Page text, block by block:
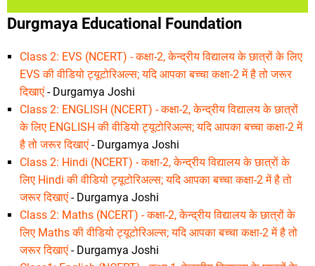
Durgmaya Educational Foundation
Class 2: EVS (NCERT) - कक्षा-2, केन्द्रीय विद्यालय के छात्रों के लिए
EVS की वीडियो ट्यूटोरिअल्स; यदि आपका बच्चा कक्षा-2 में है तो जरूर
दिखाएं- Durgamya Joshi
Class 2: ENGLISH (NCERT) - कक्षा-2, केन्द्रीय विद्यालय के छात्रों
के लिए ENGLISH की वीडियो ट्यूटोरिअल्स; यदि आपका बच्चा कक्षा-2 में
है तो जरूर दिखाएं- Durgamya Joshi
Class 2: Hindi (NCERT) - कक्षा-2, केन्द्रीय विद्यालय के छात्रों के
लिए Hindi की वीडियो ट्यूटोरिअल्स; यदि आपका बच्चा कक्षा-2 में है तो
जरूर दिखाएं- Durgamya Joshi
Class 2: Maths (NCERT) - कक्षा-2, केन्द्रीय विद्यालय के छात्रों के
लिए Maths की वीडियो ट्यूटोरिअल्स; यदि आपका बच्चा कक्षा-2 में है तो
जरूर दिखाएं- Durgamya Joshi